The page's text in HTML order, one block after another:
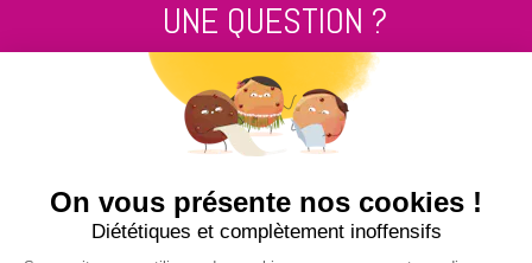
UNE QUESTION ?
Contactez nous au +33 2 99 14 64 81
ENVOYEZ-NOUS UN MESSAGE !
NUCLEUS - S.A.S.